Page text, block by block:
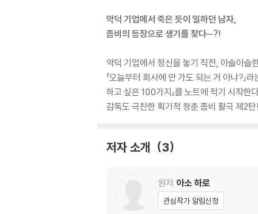
악덕 기업에서 죽은 듯이 일하던 남자,
좀비의 등장으로 생기를 찾다─?!
악덕 기업에서 정신을 놓기 직전, 아슬아
「오늘부터 회사에 안 가도 되는 거 아냐?」
하고 싶은 100가지」를 노트에 적기 시작한
감독도 극찬한 획기적 청춘 좀비 활극 제2탄!
저자 소개 3
원저 아소 하로
관심작가 알림신청